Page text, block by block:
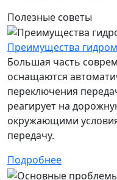
Полезные советы
Преимущества
Большая часть
оснащаются
переключения
реагирует на
окружающими
передачу.
Подробнее